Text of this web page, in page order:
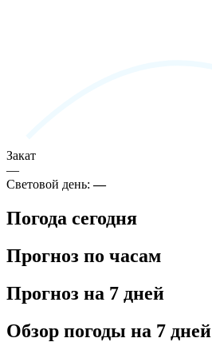
Закат
—
Световой день:—
Погода сегодня
Прогноз по часам
Прогноз на 7 дней
Обзор погоды на 7 дней